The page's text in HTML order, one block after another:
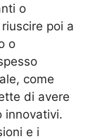
o
poi a
o
come
di avere
innovativi.
e i